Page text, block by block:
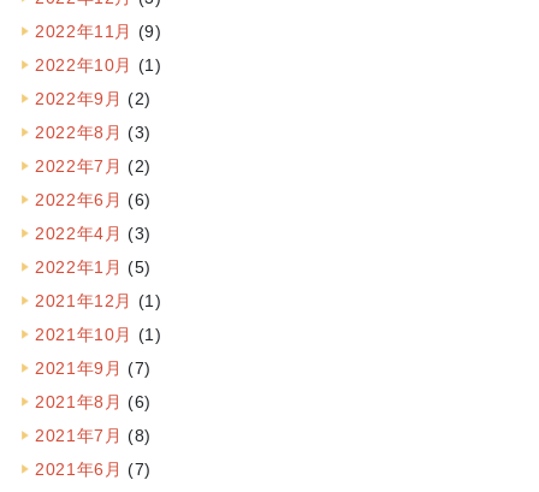
2022年11月 (9)
2022年10月 (1)
2022年9月 (2)
2022年8月 (3)
2022年7月 (2)
2022年6月 (6)
2022年4月 (3)
2022年1月 (5)
2021年12月 (1)
2021年10月 (1)
2021年9月 (7)
2021年8月 (6)
2021年7月 (8)
2021年6月 (7)